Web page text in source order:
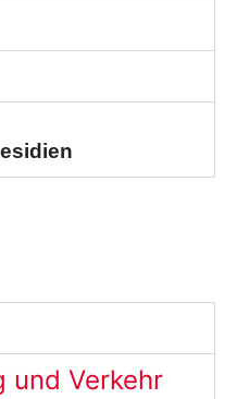
und Verkehr